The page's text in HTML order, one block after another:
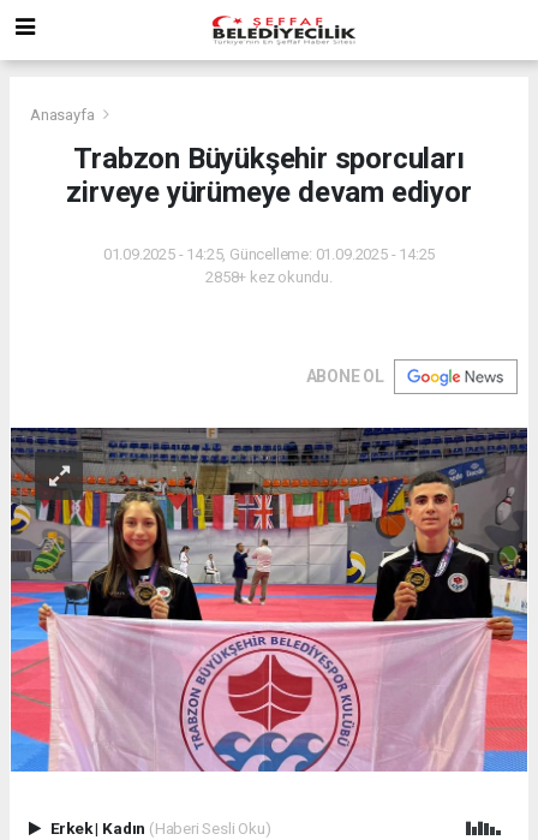
Anasayfa
Trabzon Büyükşehir sporcuları
zirveye yürümeye devam ediyor
01.09.2025 - 14:25, Güncelleme: 01.09.2025 - 14:25
2858+ kez okundu.
ABONE OL
Erkek| Kadın (Haberi Sesli Oku)